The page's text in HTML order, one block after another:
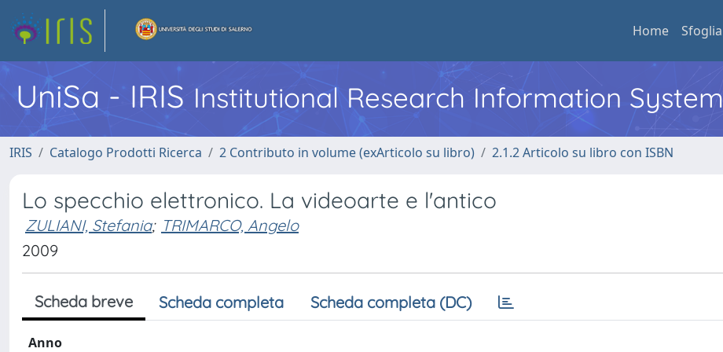
Home Sfoglia
UniSa - IRIS Institutional Research Information System
IRIS Catalogo Prodotti Ricerca 2 Contributo in volume (exArticolo su libro) 2.1.2 Articolo su libro con ISBN
Lo specchio elettronico. La videoarte e l'antico
ZULIANI, Stefania; TRIMARCO, Angelo
2009
Scheda breve Scheda completa Scheda completa (DC)
Anno